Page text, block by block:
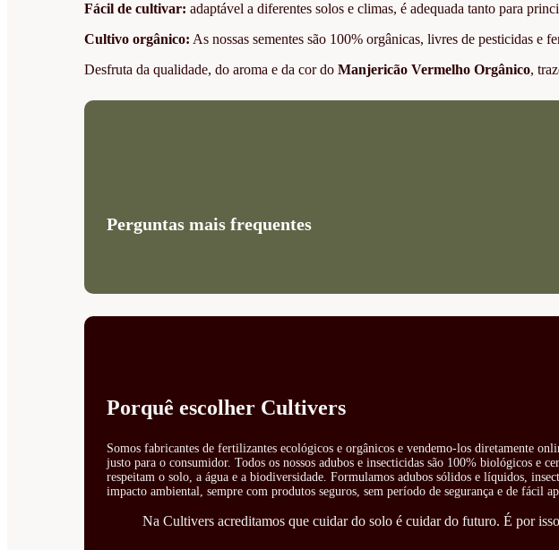
Fácil de cultivar: adaptável a diferentes solos e climas, é adequada tanto para
Cultivo orgânico: As nossas sementes são 100% orgânicas, livres de pesticidas e
Desfruta da qualidade, do aroma e da cor doManjericão Vermelho Orgânico,
Perguntas mais frequentes
Porquê escolher Cultivers
Somos fabricantes de fertilizantes ecológicos e orgânicos e vendemo-los diretamente
justo para o consumidor. Todos os nossos adubos e insecticidas são 100% biológicos e
respeitam o solo, a água e a biodiversidade. Formulamos adubos sólidos e líquidos,
impacto ambiental, sempre com produtos seguros, sem período de segurança e de fácil
Na Cultivers acreditamos que cuidar do solo é cuidar do futuro. É por